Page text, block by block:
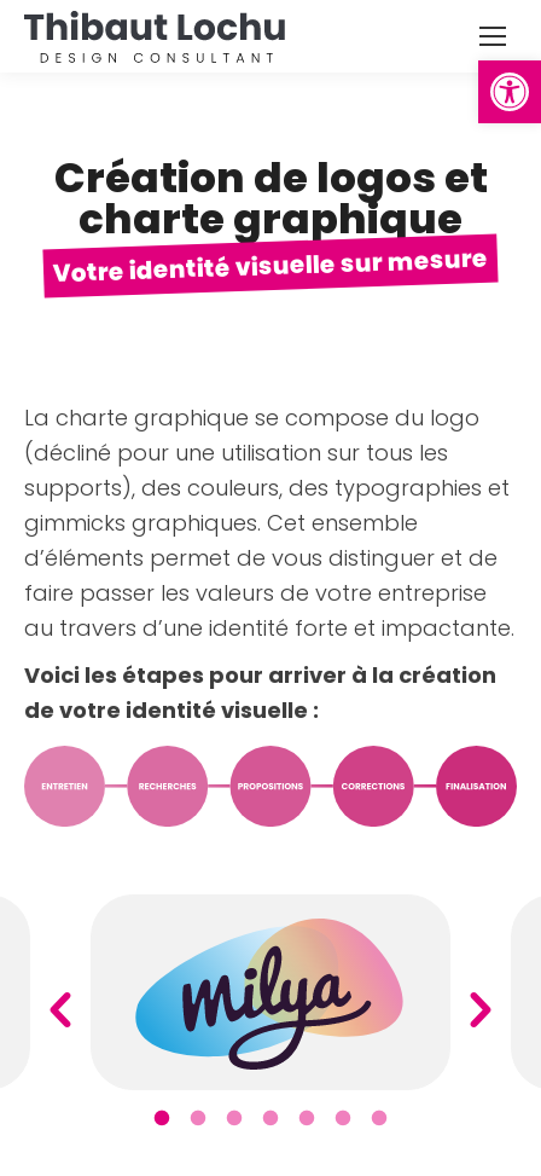
Ouvrir
Création de logos et
charte graphique
Votre identité visuelle sur mesure
La charte graphique se compose du logo
(décliné pour une utilisation sur tous les
supports), des couleurs, des typographies et
gimmicks graphiques. Cet ensemble
d’éléments permet de vous distinguer et de
faire passer les valeurs de votre entreprise
au travers d’une identité forte et impactante.
Voici les étapes pour arriver à la création
de votre identité visuelle :